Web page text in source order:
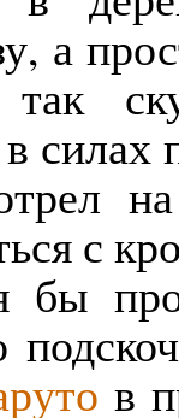
а
так
силах
с
бы
в